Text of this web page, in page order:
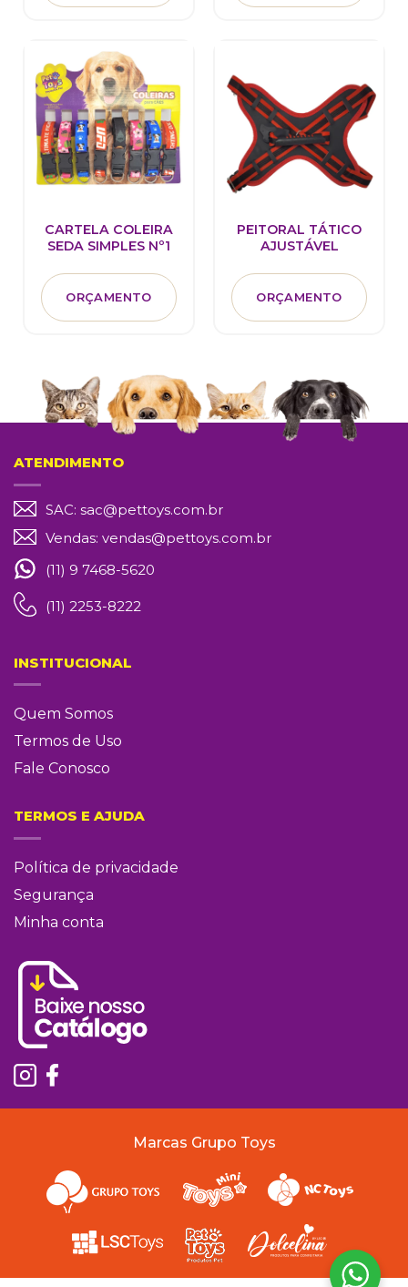
CARTELA COLEIRA
SEDA SIMPLES Nº1
ORÇAMENTO
PEITORAL TÁTICO
AJUSTÁVEL
ORÇAMENTO
ATENDIMENTO
SAC: sac@pettoys.com.br
Vendas: vendas@pettoys.com.br
(11) 9 7468-5620
(11) 2253-8222
INSTITUCIONAL
Quem Somos
Termos de Uso
Fale Conosco
TERMOS E AJUDA
Política de privacidade
Segurança
Minha conta
Marcas Grupo Toys